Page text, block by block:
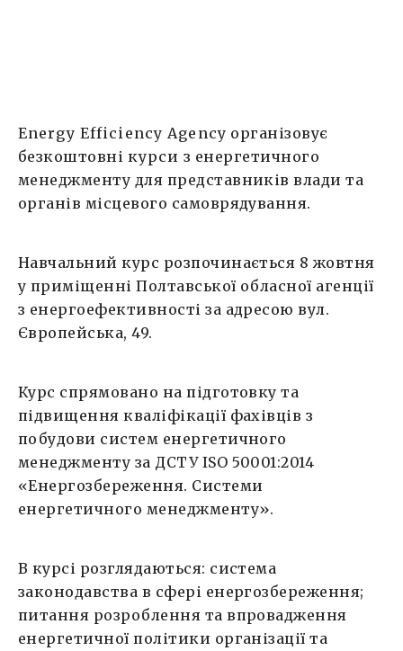
Energy Efficiency Agency організовує
безкоштовні курси з енергетичного
менеджменту для представників влади та
органів місцевого самоврядування.
Навчальний курс розпочинається 8 жовтня
у приміщенні Полтавської обласної агенції
з енергоефективності за адресою вул.
Європейська, 49.
Курс спрямовано на підготовку та
підвищення кваліфікації фахівців з
побудови систем енергетичного
менеджменту за ДСТУ ISO 50001:2014
«Енергозбереження. Системи
енергетичного менеджменту».
В курсі розглядаються: система
законодавства в сфері енергозбереження;
питання розроблення та впровадження
енергетичної політики організації та